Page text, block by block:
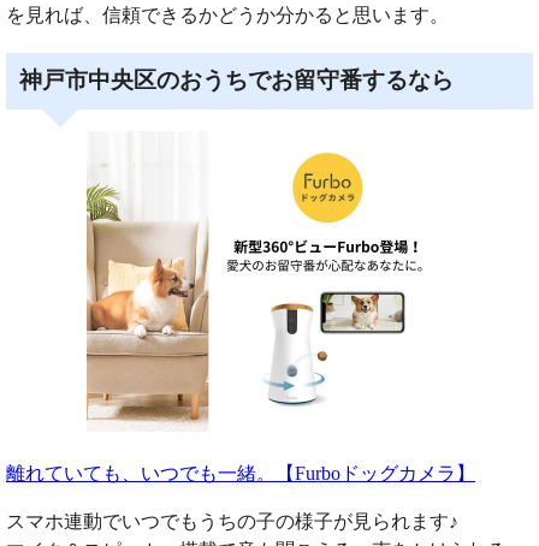
を見れば、信頼できるかどうか分かると思います。
神戸市中央区のおうちでお留守番するなら
離れていても、いつでも一緒。【Furboドッグカメラ】
スマホ連動でいつでもうちの子の様子が見られます♪